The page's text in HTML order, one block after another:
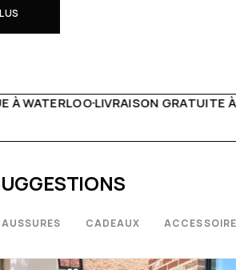
GRATUITE À PARTIR DE 150€LIVE
CADEAUX